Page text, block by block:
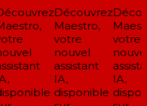
Découvrez
Maestro,
votre
nouvel
assistant
IA,
disponible
votre
nouvel
IA,